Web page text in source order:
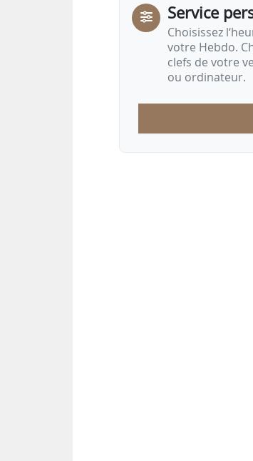
Service
Choisissez
votre Hebdo.
clefs de votre
ou ordinateur.